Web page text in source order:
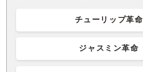
チューリップ革命
ジャスミン革命